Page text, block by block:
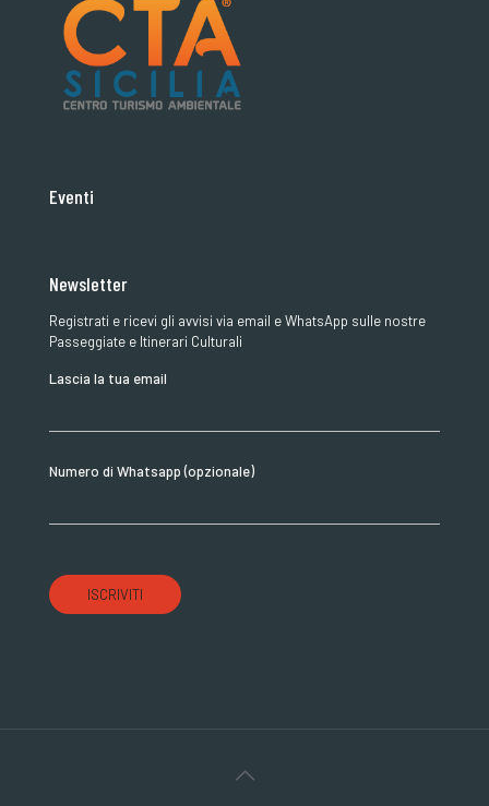
Eventi
Newsletter
Registrati e ricevi gli avvisi via email e WhatsApp sulle nostre
Passeggiate e Itinerari Culturali
Lascia la tua email
Numero di Whatsapp (opzionale)